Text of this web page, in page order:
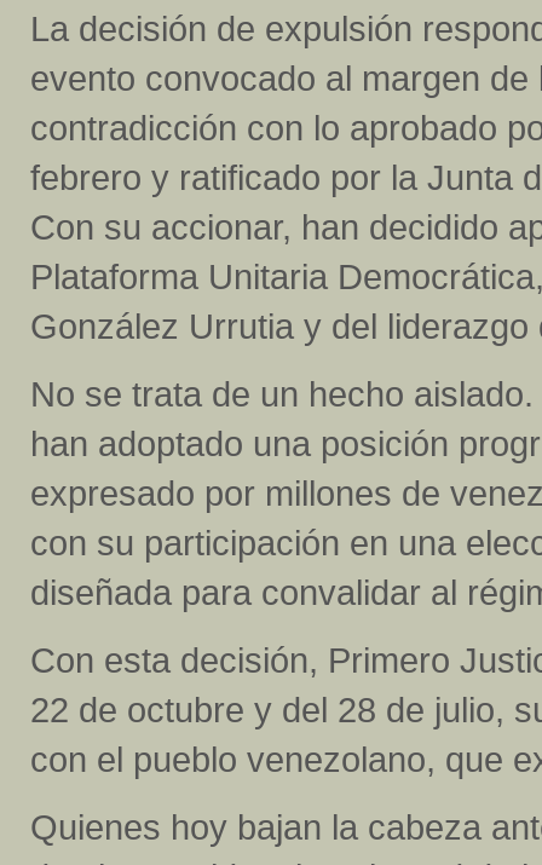
La decisión de expulsión
evento convocado al margen
contradicción con lo aprobado
febrero y ratificado por la Junta
Con su accionar, han decidido
Plataforma Unitaria
González Urrutia y del
No se trata de un hecho
han adoptado una posición
expresado por millones de
con su participación en una
diseñada para convalidar al
Con esta decisión, Primero
22 de octubre y del 28 de julio,
con el pueblo venezolano, que
Quienes hoy bajan la cabeza